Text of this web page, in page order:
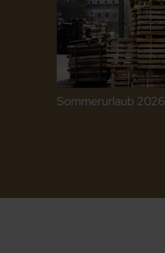
Sommerurlaub 2026